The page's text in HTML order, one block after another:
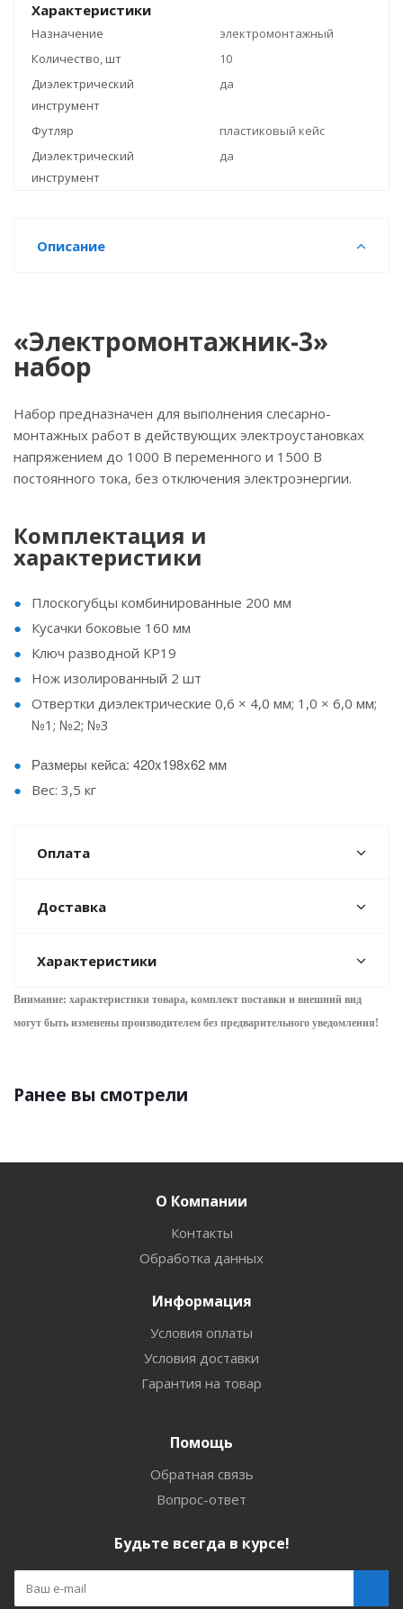
Характеристики
Назначение
электромонтажный
Количество, шт
10
Диэлектрический
инструмент
да
Футляр
пластиковый кейс
Диэлектрический
инструмент
да
Описание
«Электромонтажник-3»
набор
Набор предназначен для выполнения слесарно-
монтажных работ в действующих электроустановках
напряжением до 1000 В переменного и 1500 В
постоянного тока, без отключения электроэнергии.
Комплектация и
характеристики
Плоскогубцы комбинированные 200 мм
Кусачки боковые 160 мм
Ключ разводной КР19
Нож изолированный 2 шт
Отвертки диэлектрические 0,6 × 4,0 мм; 1,0 × 6,0 мм;
№1; №2; №3
Размеры кейса: 420x198x62 мм
Вес: 3,5 кг
Оплата
Доставка
Характеристики
Внимание: характеристики товара, комплект поставки и внешний вид
могут быть изменены производителем без предварительного уведомления!
Ранее вы смотрели
О Компании
Контакты
Обработка данных
Информация
Условия оплаты
Условия доставки
Гарантия на товар
Помощь
Обратная связь
Вопрос-ответ
Будьте всегда в курсе!